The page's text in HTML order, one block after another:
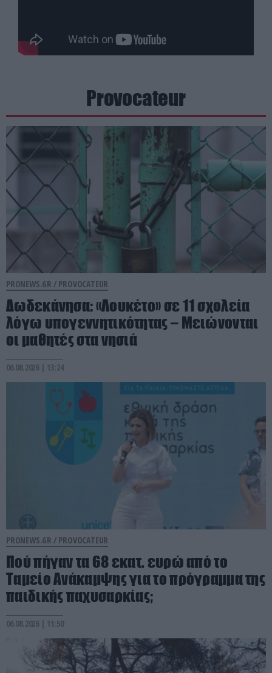
Provocateur
PRONEWS.GR / PROVOCATEUR
Δωδεκάνησα: «Λουκέτο» σε 11 σχολεία
λόγω υπογεννητικότητας – Μειώνονται
οι μαθητές στα νησιά
06.08.2026 | 13:24
PRONEWS.GR / PROVOCATEUR
Πού πήγαν τα 68 εκατ. ευρώ από το
Ταμείο Ανάκαμψης για το πρόγραμμα της
παιδικής παχυσαρκίας;
06.08.2026 | 11:50